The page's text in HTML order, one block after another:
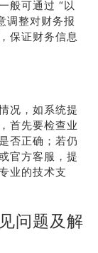
般可通过 “以
调整对财务报
保证财务信息
况，如系统提
首先要检查业
否正确；若仍
官方客服，提
业的技术支
问题及解